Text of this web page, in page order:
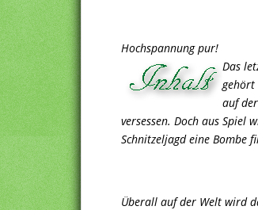
Hochspannung pur!
Das
gehört
auf
versessen. Doch aus
Schnitzeljagd eine Bombe
Überall auf der Welt wird